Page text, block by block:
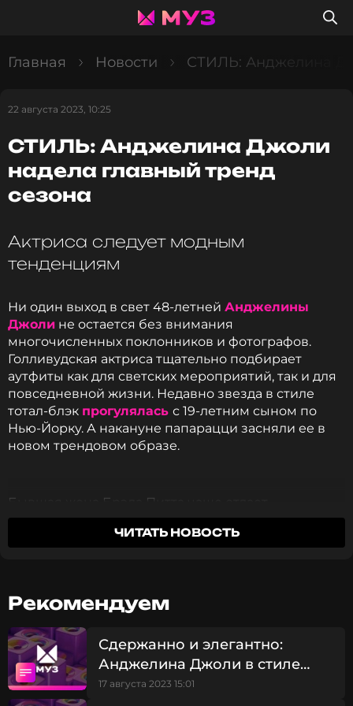
Главная Новости СТИЛЬ: Анджелина
22 августа 2023, 10:25
СТИЛЬ: Анджелина Джоли
надела главный тренд
сезона
Актриса следует модным
тенденциям
Ни один выход в свет 48-летней Анджелины
Джоли не остается без внимания
многочисленных поклонников и фотографов.
Голливудская актриса тщательно подбирает
аутфиты как для светских мероприятий, так и для
повседневной жизни. Недавно звезда в стиле
тотал-блэк прогулялась с 19-летним сыном по
Нью-Йорку. А накануне папарацци засняли ее в
новом трендовом образе.
Бывшая жена Брэда Питта чаще отдает
предпочтение классическим вещам, но при этом
не боится экспериментировать. Актрису засняли
Джоли решила с помощью огромных
солнцезащитных очков и клатча Saint Laurent. Не
забыла актриса и про главную обувь этого сезона,
которая была самой обсуждаемой в начале 2000-
х. Речь, конечно же, про балетные туфли на
плоской подошве. Балетки вновь вернулись в
ЧИТАТЬ НОВОСТЬ
Рекомендуем
Сдержанно и элегантно:
Анджелина Джоли в стиле
тотал-блэк прогулялась с 19-
17 августа 2023 15:01